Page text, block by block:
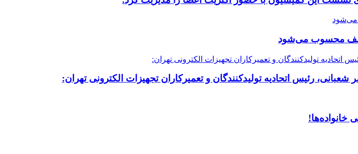
رئیس اتحادیه تولیدکنندگان و تعمیرکاران تجهیزات الکترونی تهران:
خانواده‌ها!